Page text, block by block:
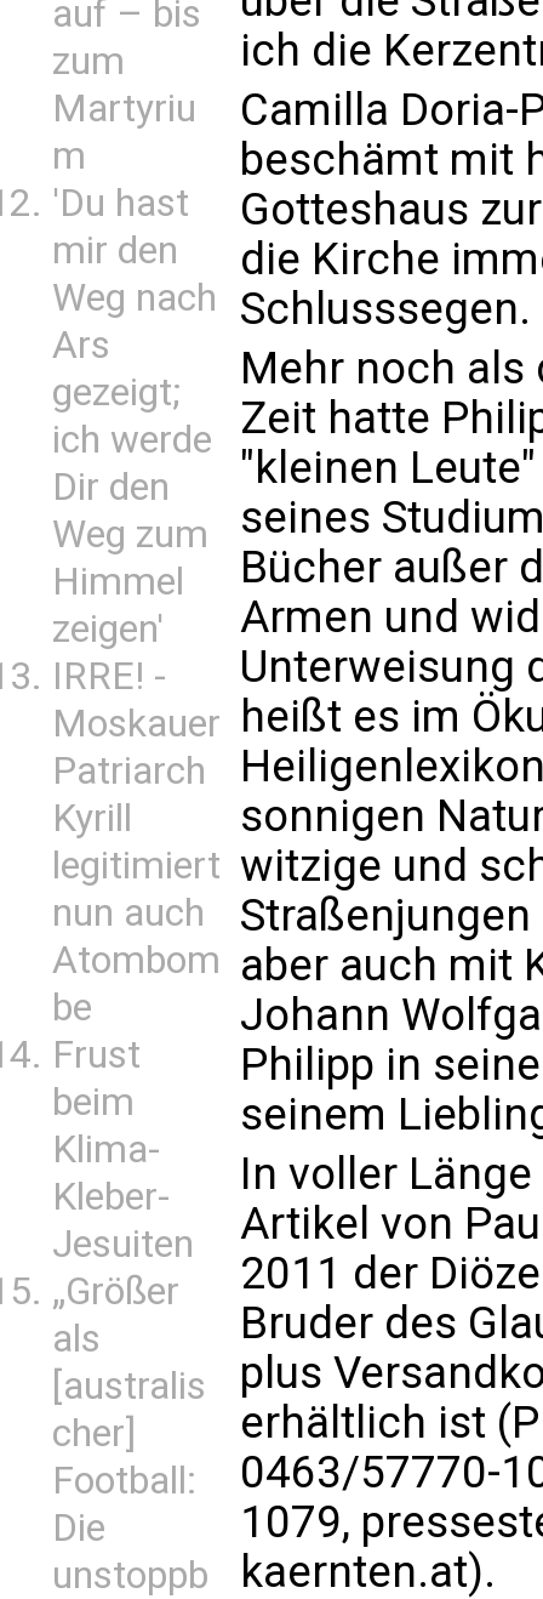
auf – bis
zum
Martyriu
m
'Du hast
mir den
Weg nach
Ars
gezeigt;
ich werde
Dir den
Weg zum
Himmel
zeigen'
IRRE! -
Moskauer
Patriarch
Kyrill
legitimiert
nun auch
Atombom
be
Frust
beim
Klima-
Kleber-
Jesuiten
„Größer
als
[australis
cher]
Football:
Die
unstoppb
ich die
Camilla Doria-
beschämt mit
Gotteshaus
die Kirche
Schlusssegen.
Mehr noch als
Zeit hatte
"kleinen
seines
Bücher außer
Armen und
Unterweisung
heißt es im
sonnigen
witzige und
aber auch mit
Johann
Philipp in
seinem
In voller
Artikel von
2011 der
Bruder des
plus
erhältlich ist
0463/57770-
1079,
kaernten.at).